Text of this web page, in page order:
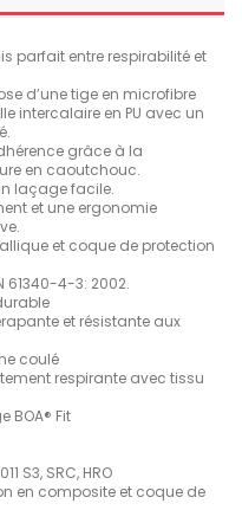
parfait entre respirabilité et
d’une tige en microfibre
intercalaire en PU avec un
grâce à la
en caoutchouc.
laçage facile.
et une ergonomie
et coque de protection
61340-4-3: 2002.
et résistante aux
coulé
respirante avec tissu
BOA® Fit
S3, SRC, HRO
en composite et coque de